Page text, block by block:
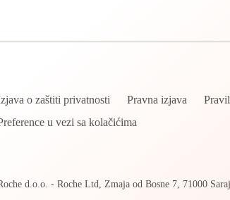
o zaštiti privatnosti Pravna izjava
u vezi sa kolačićima
d.o.o. - Roche Ltd, Zmaja od Bosne 7, 71000